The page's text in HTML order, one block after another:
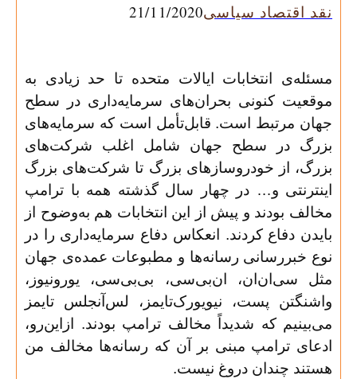
نقد اقتصاد سیاسی21/11/2020
مسئله‌ی انتخابات ایالات متحده تا حد زیادی به
موقعیت کنونی بحران‌های سرمایه‌داری در سطح
جهان مرتبط است. قابل‌تأمل است که سرمایه‌های
بزرگ در سطح جهان شامل اغلب شرکت‌های
بزرگ، از خودروسازهای بزرگ تا شرکت‌های بزرگ
اینترنتی و… در چهار سال گذشته همه با ترامپ
مخالف بودند و پیش از این انتخابات هم به‌وضوح از
بایدن دفاع کردند. انعکاس دفاع سرمایه‌داری را در
نوع خبررسانی رسانه‌ها و مطبوعات عمده‌ی جهان
مثل سی‌ان‌ان، ان‌بی‌سی، بی‌بی‌سی، یورونیوز،
واشنگتن پست، ‌نیویورک‌تایمز، لس‌‌آنجلس تایمز
می‌بینیم که شدیداً مخالف ترامپ بودند. ازاین‌رو،
ادعای ترامپ مبنی بر آن که رسانه‌ها مخالف من
هستند چندان دروغ نیست.